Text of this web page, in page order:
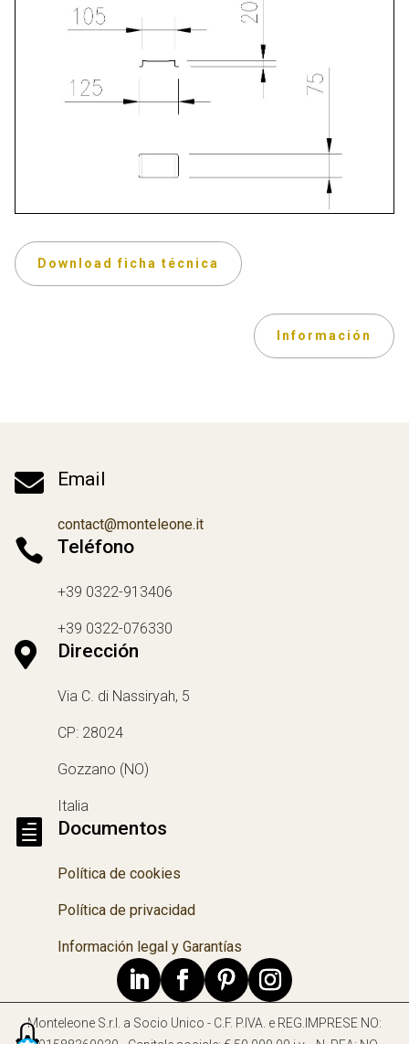
Download ficha técnica
Información
 Email
contact@monteleone.it
 Teléfono
+39 0322-913406
+39 0322-076330
 Dirección
Via C. di Nassiryah, 5
CP: 28024
Gozzano (NO)
Italia
 Documentos
Política de cookies
Política de privacidad
Información legal y Garantías
Monteleone S.r.l. a Socio Unico - C.F. P.IVA. e REG.IMPRESE NO: